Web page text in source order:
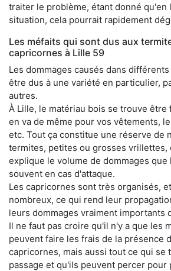
traiter le problème, étant donné qu'en
situation, cela pourrait rapidement
Les méfaits qui sont dus aux
capricornes à Lille 59
Les dommages causés dans
être dus à une variété en particulier,
autres.
À Lille, le matériau bois se trouve
en va de même pour vos vêtements,
etc. Tout ça constitue une réserve de
termites, petites ou grosses vrillettes,
explique le volume de dommages
souvent en cas d'attaque.
Les capricornes sont très organisés,
nombreux, ce qui rend leur
leurs dommages vraiment importants
Il ne faut pas croire qu'il n'y a que les
peuvent faire les frais de la présence
capricornes, mais aussi tout ce qui se
passage et qu'ils peuvent percer pour